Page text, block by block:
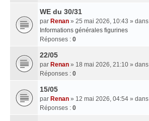
WE du 30/31
par Renan » 25 mai 2026, 10:43 » dans
Informations générales figurines
Réponses : 0
22/05
par Renan » 18 mai 2026, 21:10 » dans
Réponses : 0
15/05
par Renan » 12 mai 2026, 04:54 » dans
Réponses : 0